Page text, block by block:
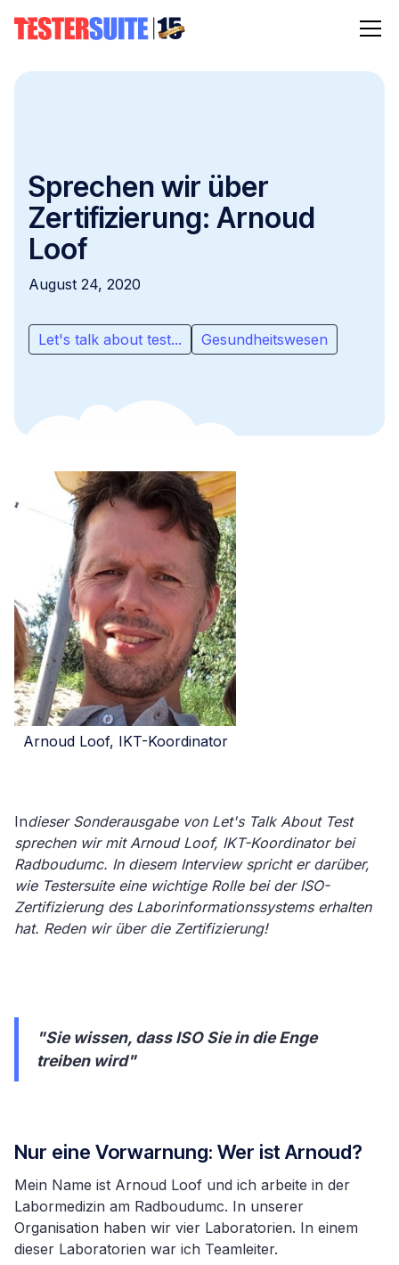
Sprechen wir über
Zertifizierung: Arnoud
Loof
August 24, 2020
Let's talk about test... Gesundheitswesen
Arnoud Loof, IKT-Koordinator
Indieser Sonderausgabe von Let's Talk About Test
sprechen wir mit Arnoud Loof, IKT-Koordinator bei
Radboudumc. In diesem Interview spricht er darüber,
wie Testersuite eine wichtige Rolle bei der ISO-
Zertifizierung des Laborinformationssystems erhalten
hat. Reden wir über die Zertifizierung!
"Sie wissen, dass ISO Sie in die Enge
treiben wird"
Nur eine Vorwarnung: Wer ist Arnoud?
Mein Name ist Arnoud Loof und ich arbeite in der
Labormedizin am Radboudumc. In unserer
Organisation haben wir vier Laboratorien. In einem
dieser Laboratorien war ich Teamleiter.